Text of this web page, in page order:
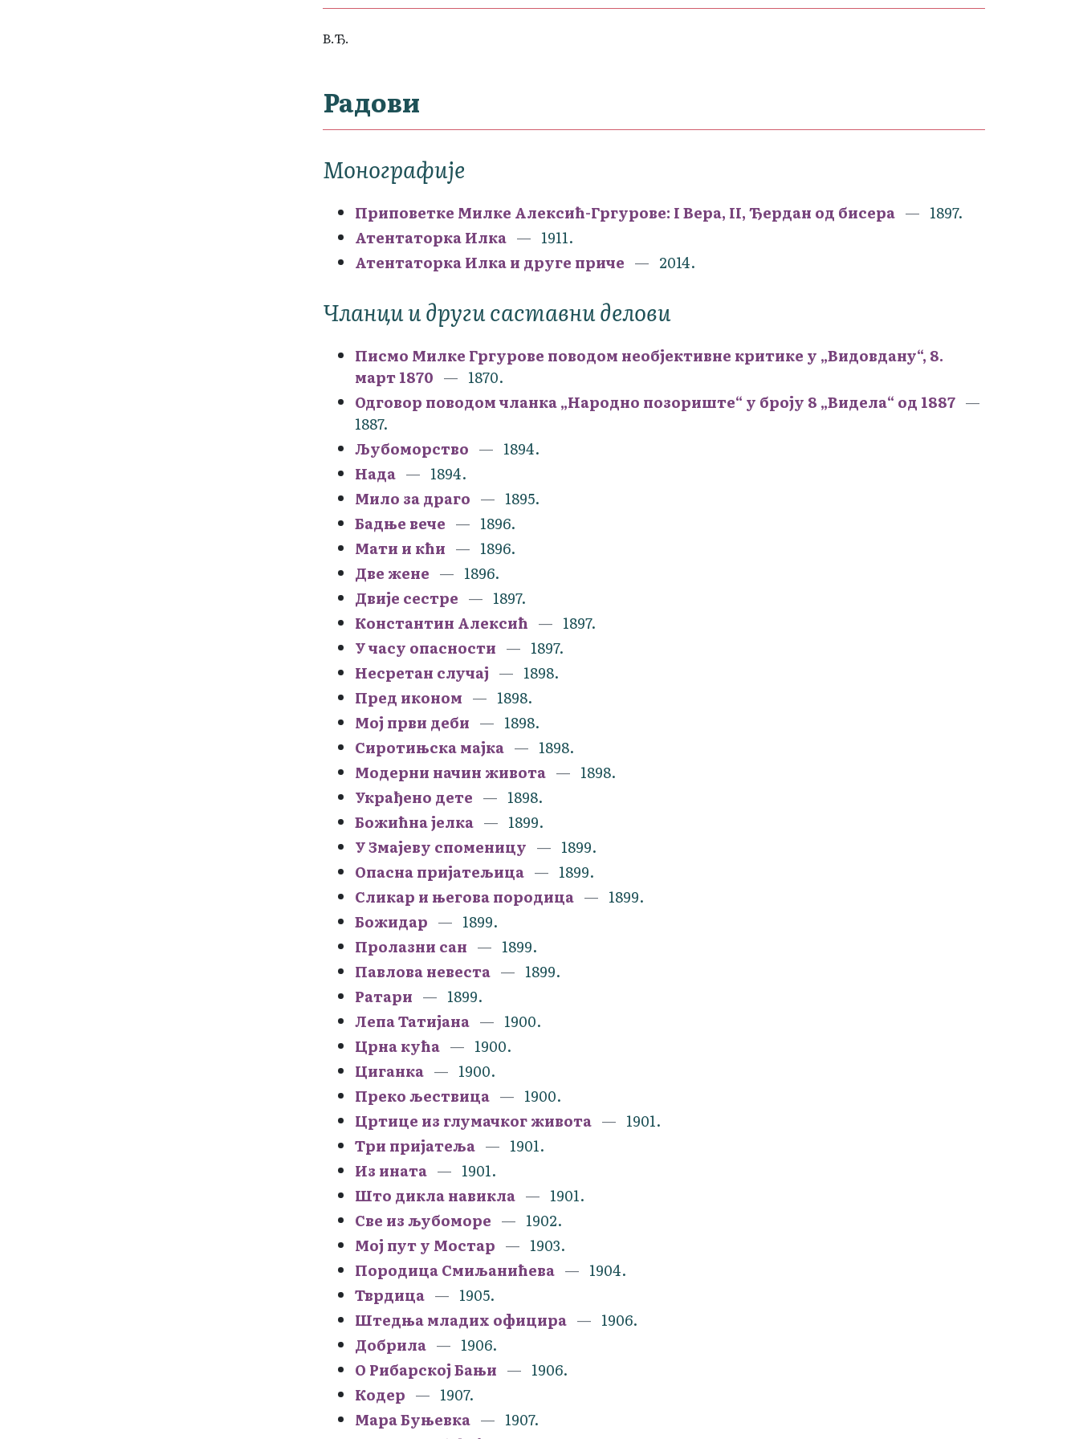
В.Ђ.
Радови
Монографије
Приповетке Милке Алексић-Гргурове: I Вера, II, Ђердан од бисера
1897.
Атентаторка Илка
1911.
Атентаторка Илка и друге приче
2014.
Чланци и други саставни делови
Писмо Милке Гргурове поводом необјективне критике у „Видовдану“, 8.
март 1870
1870.
Одговор поводом чланка „Народно позориште“ у броју 8 „Видела“ од 1887
1887.
Љубоморство
1894.
Нада
1894.
Мило за драго
1895.
Бадње вече
1896.
Мати и кћи
1896.
Две жене
1896.
Двије сестре
1897.
Константин Алексић
1897.
У часу опасности
1897.
Несретан случај
1898.
Пред иконом
1898.
Мој први деби
1898.
Сиротињска мајка
1898.
Модерни начин живота
1898.
Украђено дете
1898.
Божићна јелка
1899.
У Змајеву споменицу
1899.
Опасна пријатељица
1899.
Сликар и његова породица
1899.
Божидар
1899.
Пролазни сан
1899.
Павлова невеста
1899.
Ратари
1899.
Лепа Татијана
1900.
Црна кућа
1900.
Циганка
1900.
Преко љествица
1900.
Цртице из глумачког живота
1901.
Три пријатеља
1901.
Из ината
1901.
Што дикла навикла
1901.
Све из љубоморе
1902.
Мој пут у Мостар
1903.
Породица Смиљанићева
1904.
Тврдица
1905.
Штедња младих официра
1906.
Добрила
1906.
О Рибарској Бањи
1906.
Кодер
1907.
Мара Буњевка
1907.